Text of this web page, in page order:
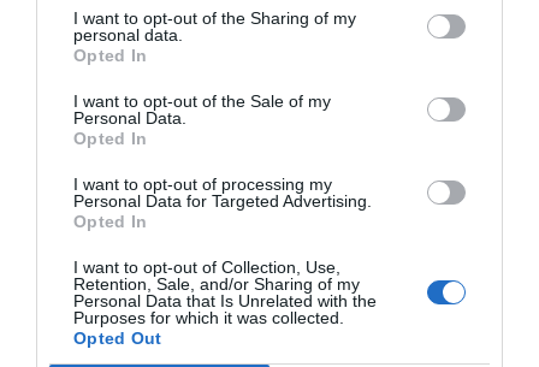
I want to opt-out of the Sharing of my
personal data.
Opted In
I want to opt-out of the Sale of my
Personal Data.
Opted In
I want to opt-out of processing my
Personal Data for Targeted Advertising.
Opted In
I want to opt-out of Collection, Use,
Retention, Sale, and/or Sharing of my
Personal Data that Is Unrelated with the
Purposes for which it was collected.
Opted Out
as Juntas de Freguesia do concelho, de modo a assegurar
uma resposta de proximidade e ajustada às necessidades
de cada localidade.
O município esclarece, no entanto, que o início da
atuação desta equipa no terreno está dependente da
regulamentação dos procedimentos de apoio por parte do
Governo. A estrutura está pronta para avançar assim que
as diretrizes nacionais forem publicadas.